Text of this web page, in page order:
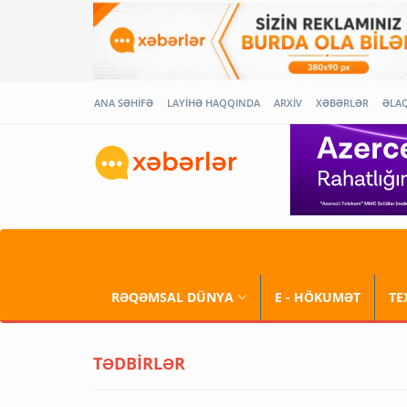
ANA SƏHİFƏ LAYİHƏ HAQQINDA ARXİV XƏBƏRLƏR
RƏQƏMSAL DÜNYA E - HÖKUMƏT
TƏDBİRLƏR